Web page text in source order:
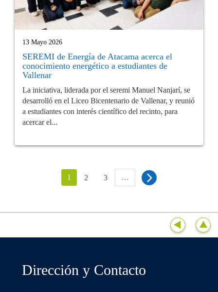
13 Mayo 2026
SEREMI de Energía de Atacama acerca el
conocimiento energético a estudiantes de
Vallenar
La iniciativa, liderada por el seremi Manuel Nanjarí, se
desarrolló en el Liceo Bicentenario de Vallenar, y reunió
a estudiantes con interés científico del recinto, para
acercar el...
1 2 3 …
Dirección y Contacto